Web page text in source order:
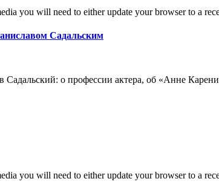
you will need to either update your browser to a
Садальским
о профессии актера, об «Анне
you will need to either update your browser to a